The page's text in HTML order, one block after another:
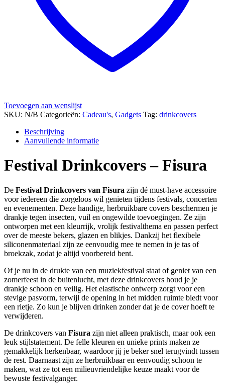
Toevoegen aan wenslijst
SKU: N/B Categorieën: Cadeau's, Gadgets Tag: drinkcovers
Beschrijving
Aanvullende informatie
Festival Drinkcovers – Fisura
De Festival Drinkcovers van Fisura zijn dé must-have accessoire
voor iedereen die zorgeloos wil genieten tijdens festivals, concerten
en evenementen. Deze handige, herbruikbare covers beschermen je
drankje tegen insecten, vuil en ongewilde toevoegingen. Ze zijn
ontworpen met een kleurrijk, vrolijk festivalthema en passen perfect
over de meeste bekers, glazen en blikjes. Dankzij het flexibele
siliconenmateriaal zijn ze eenvoudig mee te nemen in je tas of
broekzak, zodat je altijd voorbereid bent.
Of je nu in de drukte van een muziekfestival staat of geniet van een
zomerfeest in de buitenlucht, met deze drinkcovers houd je je
drankje schoon en veilig. Het elastische ontwerp zorgt voor een
stevige pasvorm, terwijl de opening in het midden ruimte biedt voor
een rietje. Zo kun je blijven drinken zonder dat je de cover hoeft te
verwijderen.
De drinkcovers van Fisura zijn niet alleen praktisch, maar ook een
leuk stijlstatement. De felle kleuren en unieke prints maken ze
gemakkelijk herkenbaar, waardoor jij je beker snel terugvindt tussen
de rest. Daarnaast zijn ze herbruikbaar en eenvoudig schoon te
maken, wat ze tot een milieuvriendelijke keuze maakt voor de
bewuste festivalganger.